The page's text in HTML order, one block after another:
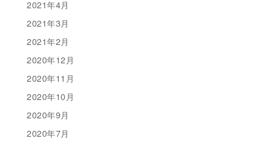
2021年4月
2021年3月
2021年2月
2020年12月
2020年11月
2020年10月
2020年9月
2020年7月